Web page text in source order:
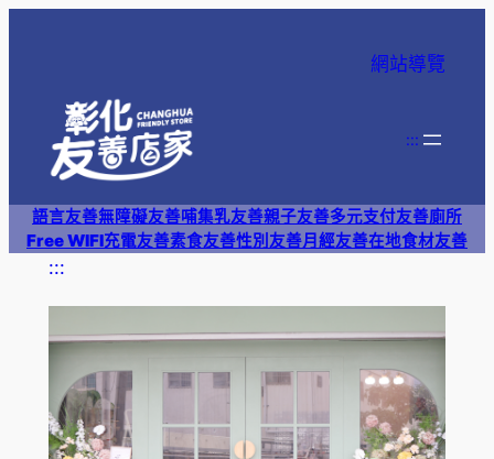
網站導覽
:::
語言友善無障礙友善哺集乳友善親子友善多元支付友善廁所
Free WIFI充電友善素食友善性別友善月經友善在地食材友善
:::